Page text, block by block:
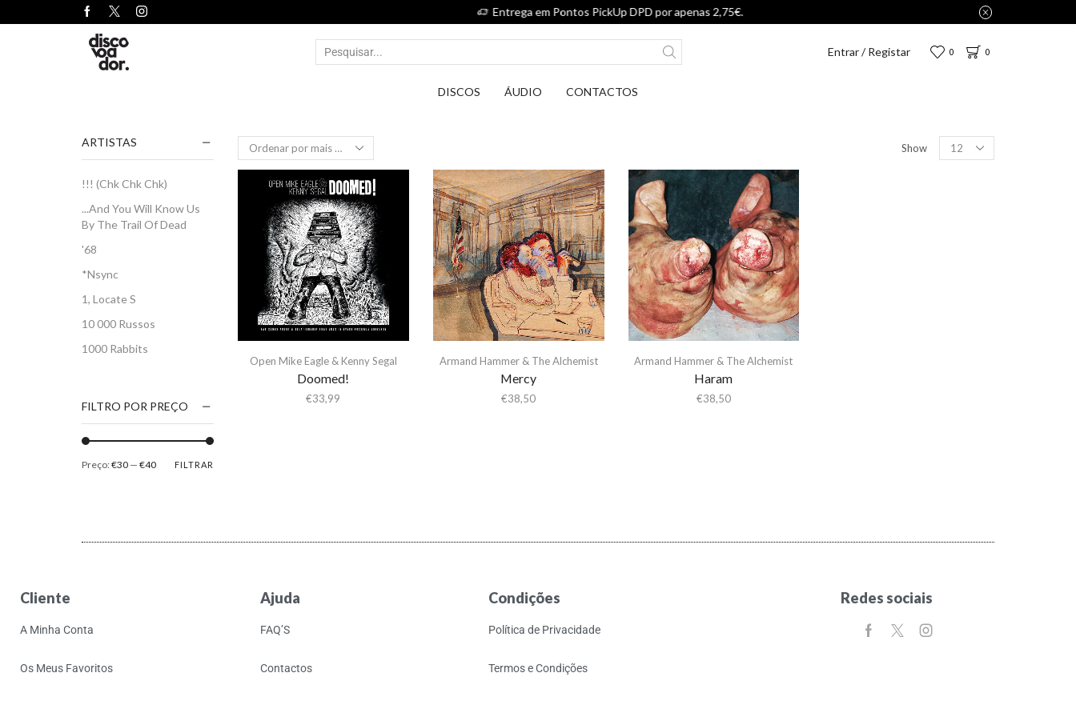
Entrega em Pontos PickUp DPD por apenas 2,75€.
Entrar / Registar 0 0
DISCOS ÁUDIO CONTACTOS
Show
Open Mike Eagle & Kenny Segal
Doomed!
€33,99
Armand Hammer & The Alchemist
Mercy
€38,50
Armand Hammer & The Alchemist
Haram
€38,50
ARTISTAS
!!! (Chk Chk Chk)
...And You Will Know Us
By The Trail Of Dead
'68
*Nsync
1, Locate S
10 000 Russos
1000 Rabbits
5 Seconds Of Summer
50 Foot Wave
65daysofstatic
81355
Strangers
FILTRO POR PREÇO
FILTRAR
Preço:€30 — €40
Cliente
A Minha Conta
Os Meus Favoritos
Ajuda
FAQ’S
Contactos
Condições
Política de Privacidade
Termos e Condições
Redes sociais